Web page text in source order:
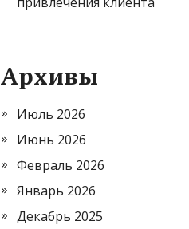
Архивы
Июль 2026
Июнь 2026
Февраль 2026
Январь 2026
Декабрь 2025